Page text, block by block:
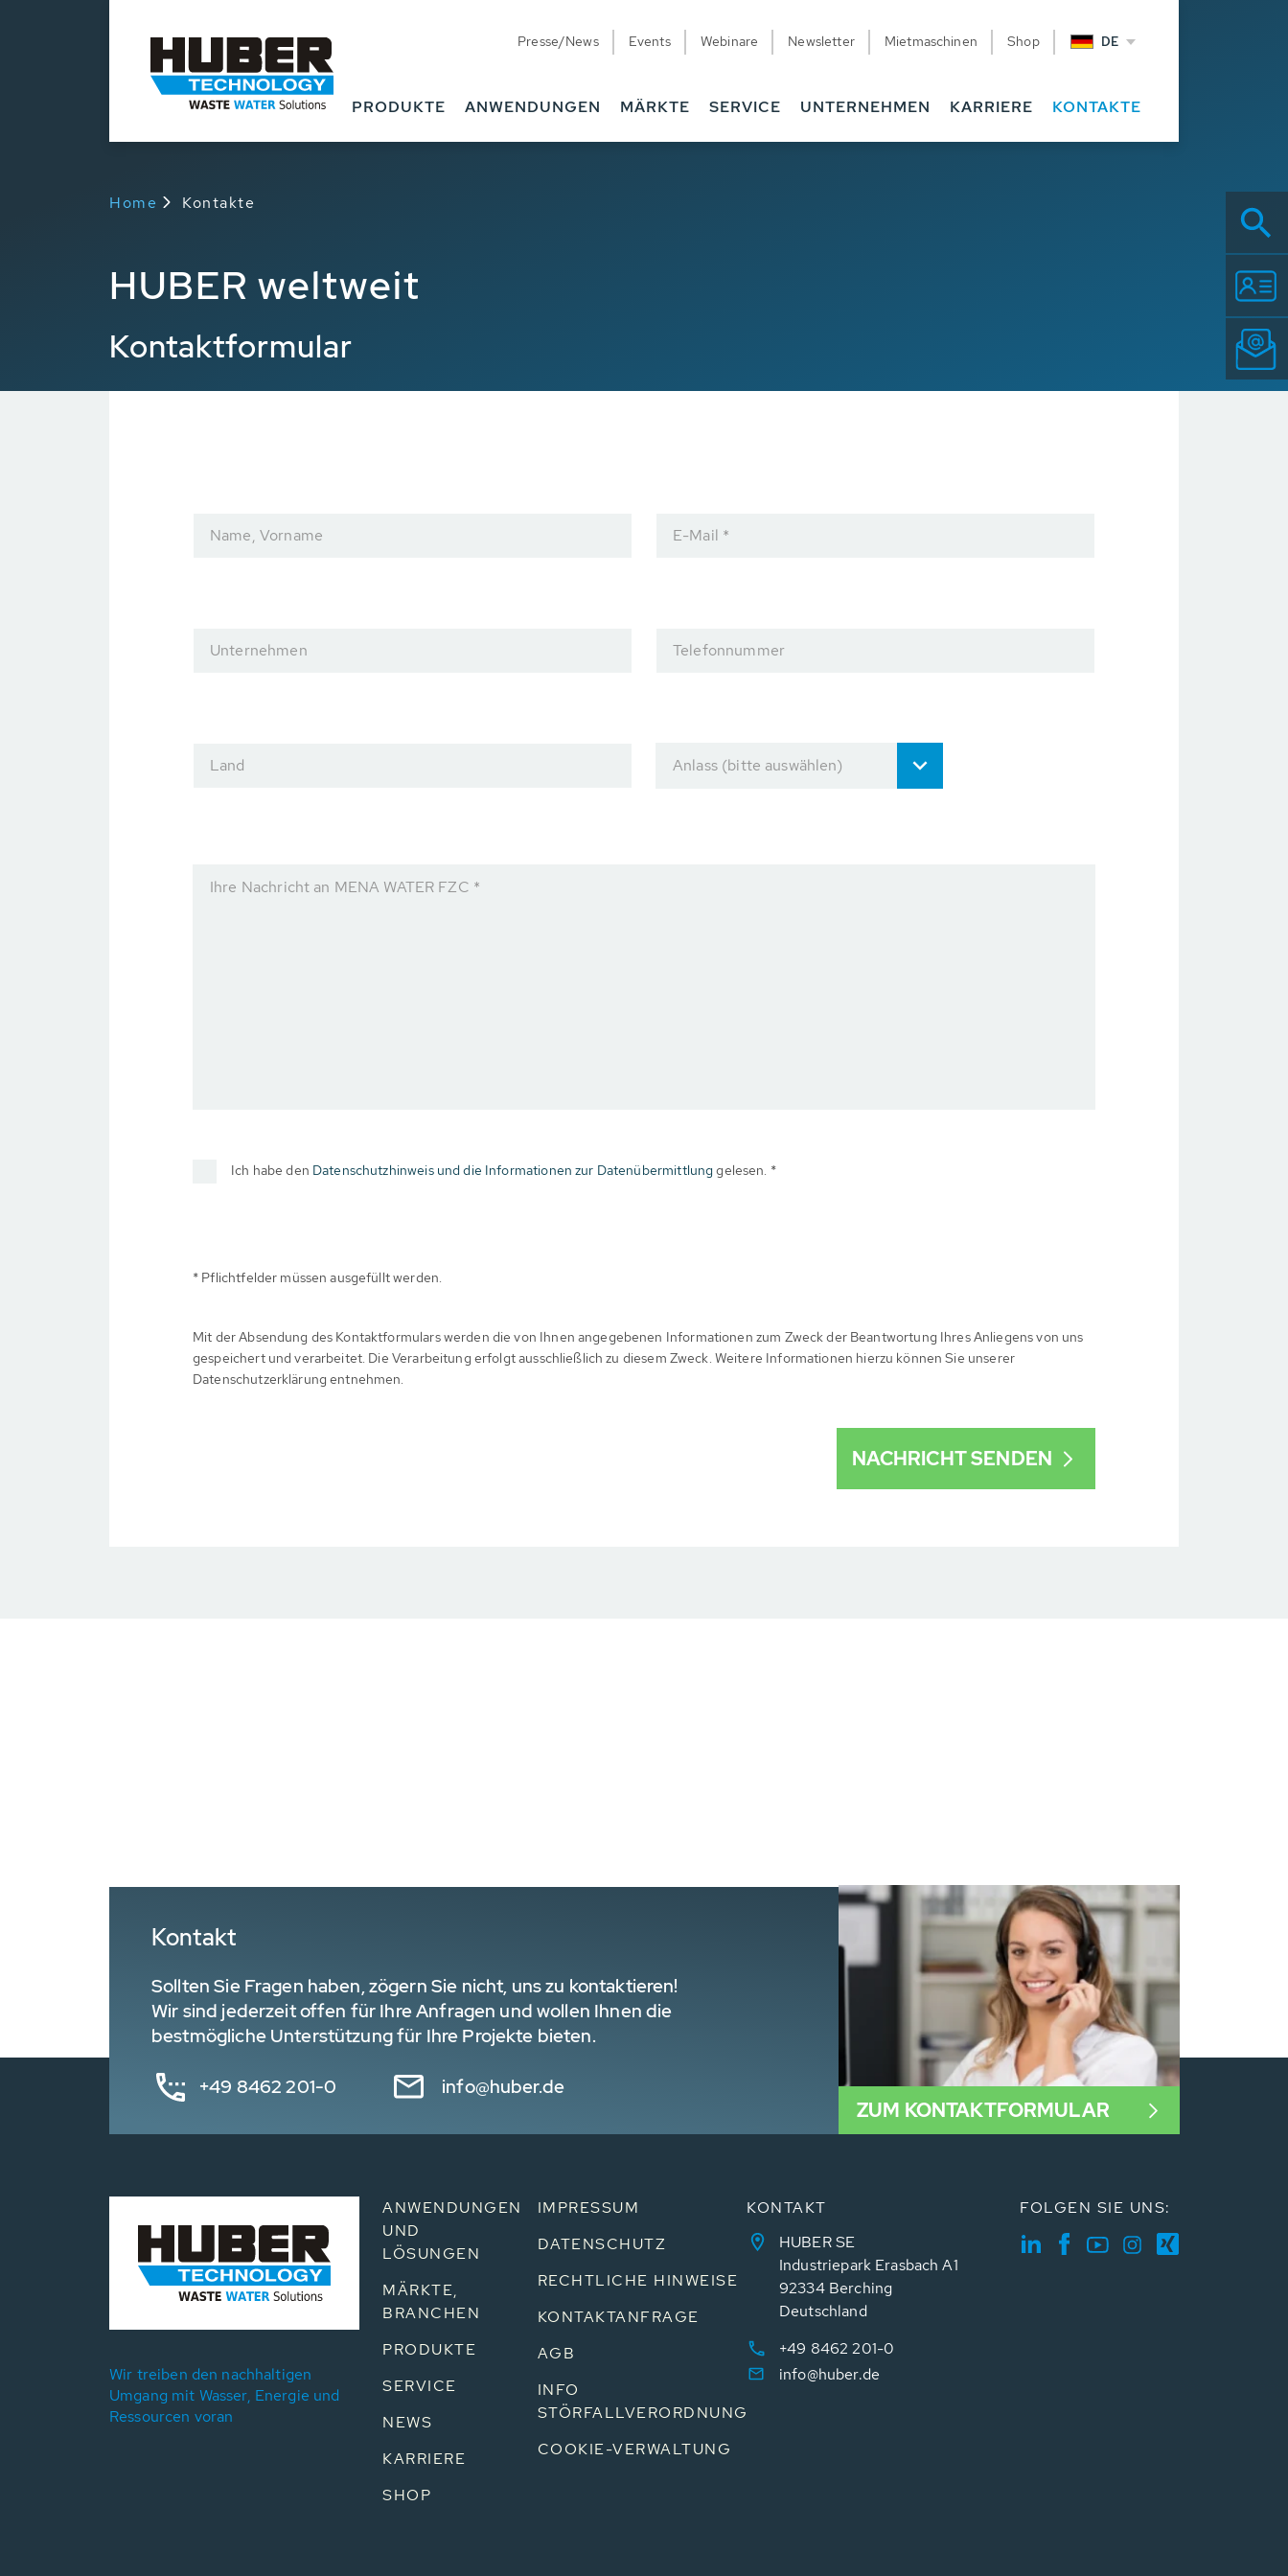
Presse/News Events Webinare Newsletter Mietmaschinen Shop DE
PRODUKTE ANWENDUNGEN MÄRKTE SERVICE UNTERNEHMEN KARRIERE KONTAKTE
Home Kontakte
HUBER weltweit
Kontaktformular
Name, Vorname E-Mail *
Unternehmen Telefonnummer
Land Anlass (bitte auswählen)
Ihre Nachricht an MENA WATER FZC *
Ich habe den Datenschutzhinweis und die Informationen zur Datenübermittlunggelesen. *
* Pflichtfelder müssen ausgefüllt werden.
Mit der Absendung des Kontaktformulars werden die von Ihnen angegebenen Informationen zum Zweck der Beantwortung Ihres Anliegens von uns
gespeichert und verarbeitet. Die Verarbeitung erfolgt ausschließlich zu diesem Zweck. Weitere Informationen hierzu können Sie unserer
Datenschutzerklärung entnehmen.
Kontakt
Sollten Sie Fragen haben, zögern Sie nicht, uns zu kontaktieren!
Wir sind jederzeit offen für Ihre Anfragen und wollen Ihnen die
bestmögliche Unterstützung für Ihre Projekte bieten.
+49 8462 201-0 info@huber.de
ZUM KONTAKTFORMULAR
Wir treiben den nachhaltigen
Umgang mit Wasser, Energie und
Ressourcen voran
ANWENDUNGEN
UND
LÖSUNGEN
MÄRKTE,
BRANCHEN
PRODUKTE
SERVICE
NEWS
KARRIERE
SHOP
IMPRESSUM
DATENSCHUTZ
RECHTLICHE HINWEISE
KONTAKTANFRAGE
AGB
INFO
STÖRFALLVERORDNUNG
COOKIE-VERWALTUNG
KONTAKT
HUBER SE
Industriepark Erasbach A1
92334 Berching
Deutschland
+49 8462 201-0
info@huber.de
FOLGEN SIE UNS: